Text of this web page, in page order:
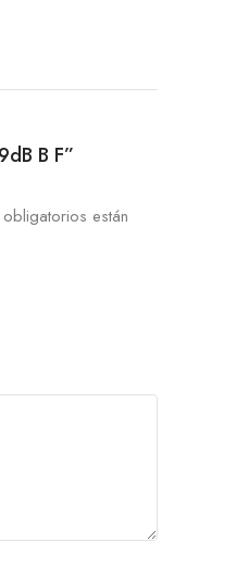
B F”
están